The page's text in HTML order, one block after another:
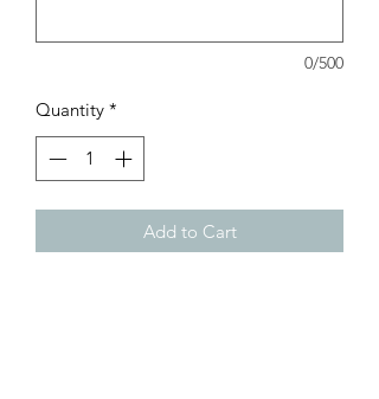
0/500
Quantity *
Add to Cart